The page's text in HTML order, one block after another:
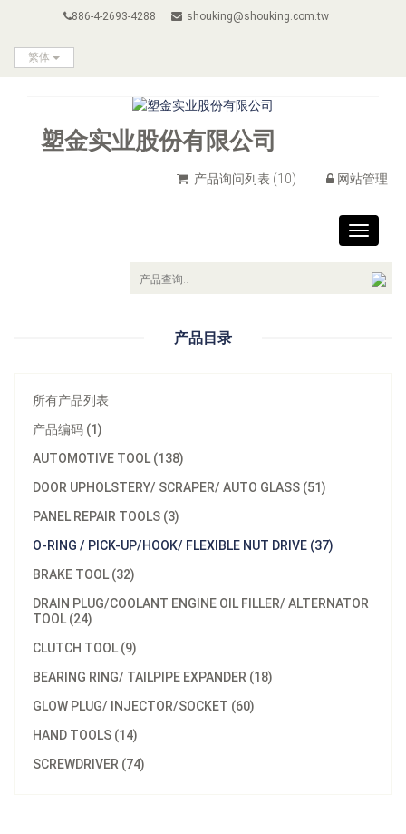
886-4-2693-4288 shouking@shouking.com.tw
繁体
塑金实业股份有限公司
产品询问列表 (10) 网站管理
Toggle
产品目录
所有产品列表
产品编码 (1)
AUTOMOTIVE TOOL (138)
DOOR UPHOLSTERY/ SCRAPER/ AUTO GLASS (51)
PANEL REPAIR TOOLS (3)
O-RING / PICK-UP/HOOK/ FLEXIBLE NUT DRIVE (37)
BRAKE TOOL (32)
DRAIN PLUG/COOLANT ENGINE OIL FILLER/ ALTERNATOR
TOOL (24)
CLUTCH TOOL (9)
BEARING RING/ TAILPIPE EXPANDER (18)
GLOW PLUG/ INJECTOR/SOCKET (60)
HAND TOOLS (14)
SCREWDRIVER (74)